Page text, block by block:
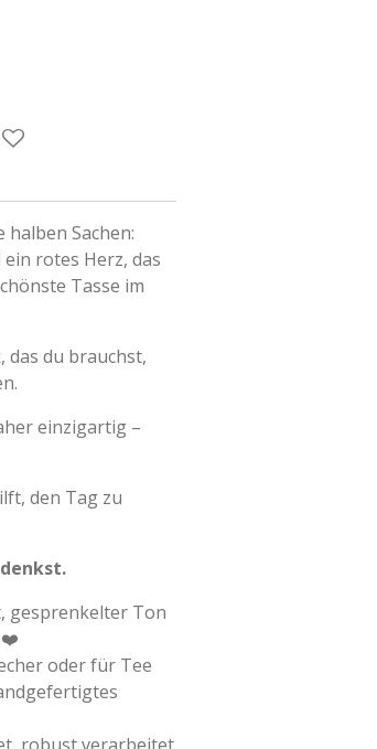
Sachen:
rotes Herz, das
Tasse im
das du brauchst,
einzigartig –
den Tag zu
gesprenkelter Ton
❤️
oder für Tee